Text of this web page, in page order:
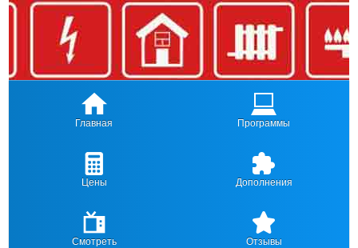
Главная Программы
Цены Дополнения
Смотреть Отзывы